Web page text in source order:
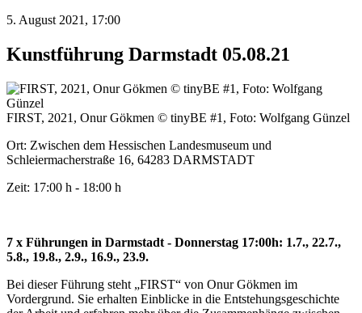
5. August 2021, 17:00
Kunstführung Darmstadt 05.08.21
FIRST, 2021, Onur Gökmen © tinyBE #1, Foto: Wolfgang Günzel
Ort: Zwischen dem Hessischen Landesmuseum und
Schleiermacherstraße 16, 64283 DARMSTADT
Zeit: 17:00 h - 18:00 h
7 x Führungen in Darmstadt - Donnerstag 17:00h: 1.7., 22.7.,
5.8., 19.8., 2.9., 16.9., 23.9.
Bei dieser Führung steht „FIRST“ von Onur Gökmen im
Vordergrund. Sie erhalten Einblicke in die Entstehungsgeschichte